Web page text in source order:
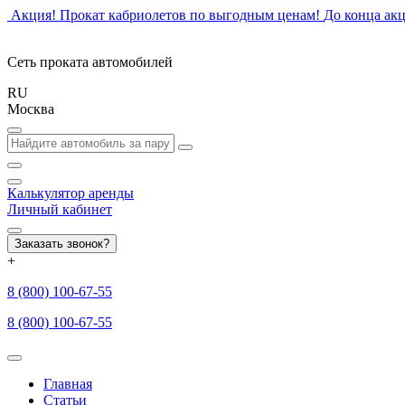
Акция! Прокат кабриолетов по выгодным ценам! До конца
Сеть проката автомобилей
RU
Москва
Калькулятор аренды
Личный кабинет
Заказать звонок?
+
8 (800) 100-67-55
8 (800) 100-67-55
Главная
Статьи